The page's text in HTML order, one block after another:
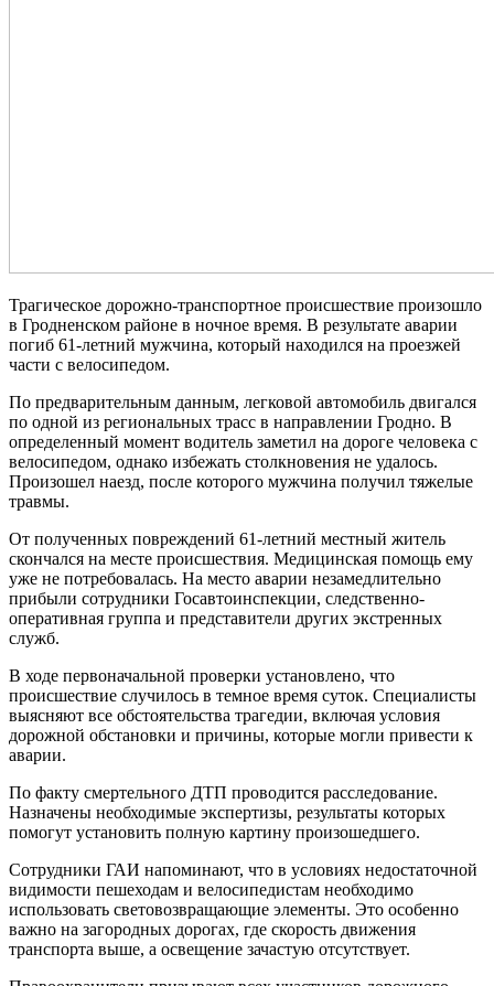
Трагическое дорожно-транспортное происшествие произошло
в Гродненском районе в ночное время. В результате аварии
погиб 61-летний мужчина, который находился на проезжей
части с велосипедом.
По предварительным данным, легковой автомобиль двигался
по одной из региональных трасс в направлении Гродно. В
определенный момент водитель заметил на дороге человека с
велосипедом, однако избежать столкновения не удалось.
Произошел наезд, после которого мужчина получил тяжелые
травмы.
От полученных повреждений 61-летний местный житель
скончался на месте происшествия. Медицинская помощь ему
уже не потребовалась. На место аварии незамедлительно
прибыли сотрудники Госавтоинспекции, следственно-
оперативная группа и представители других экстренных
служб.
В ходе первоначальной проверки установлено, что
происшествие случилось в темное время суток. Специалисты
выясняют все обстоятельства трагедии, включая условия
дорожной обстановки и причины, которые могли привести к
аварии.
По факту смертельного ДТП проводится расследование.
Назначены необходимые экспертизы, результаты которых
помогут установить полную картину произошедшего.
Сотрудники ГАИ напоминают, что в условиях недостаточной
видимости пешеходам и велосипедистам необходимо
использовать световозвращающие элементы. Это особенно
важно на загородных дорогах, где скорость движения
транспорта выше, а освещение зачастую отсутствует.